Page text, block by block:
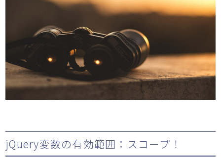
jQuery変数の有効範囲：スコープ！